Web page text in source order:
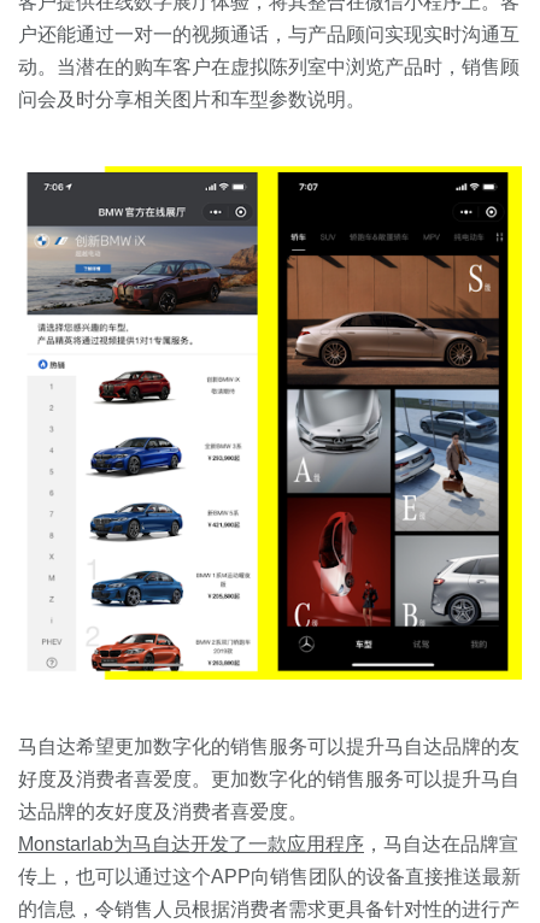
户还能通过一对一的视频通话，与产品顾问实现实时沟通互
动。当潜在的购车客户在虚拟陈列室中浏览产品时，销售顾
问会及时分享相关图片和车型参数说明。
马自达希望更加数字化的销售服务可以提升马自达品牌的友
好度及消费者喜爱度。更加数字化的销售服务可以提升马自
达品牌的友好度及消费者喜爱度。
Monstarlab为马自达开发了一款应用程序 ，马自达在品牌宣
传上，也可以通过这个APP向销售团队的设备直接推送最新
的信息，令销售人员根据消费者需求更具备针对性的进行产